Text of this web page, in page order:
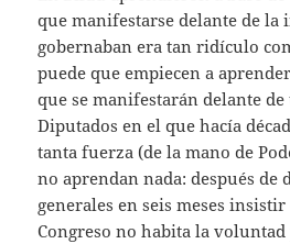
que manifestarse delante de
gobernaban era tan ridículo
puede que empiecen a
que se manifestarán delante de
Diputados en el que hacía
tanta fuerza (de la mano de
no aprendan nada: después de
generales en seis meses insistir
Congreso no habita la voluntad